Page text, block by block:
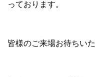
っております。
皆様のご来場お待ちい